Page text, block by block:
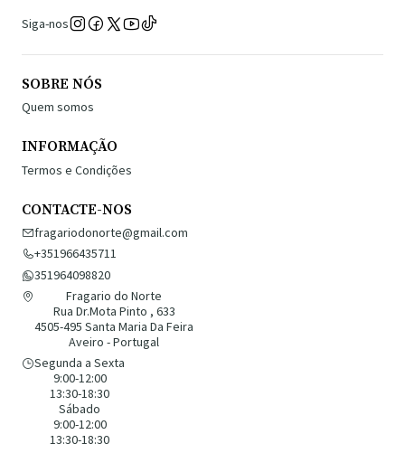
Siga-nos
SOBRE NÓS
Quem somos
INFORMAÇÃO
Termos e Condições
CONTACTE-NOS
fragariodonorte@gmail.com
+351966435711
351964098820
Fragario do Norte
Rua Dr.Mota Pinto , 633
4505-495 Santa Maria Da Feira
Aveiro - Portugal
Segunda a Sexta
9:00-12:00
13:30-18:30
Sábado
9:00-12:00
13:30-18:30